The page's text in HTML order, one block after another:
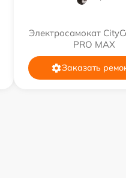
Электросамокат
PRO MAX
Заказать